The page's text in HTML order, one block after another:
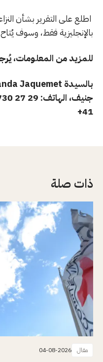
اطلع على التقرير بشأن
بالإنجليزية فقط، وسوف
للمزيد من المعلومات،
بالسيدة Jaquemet
41+
ذات صلة
مقال 04-08-2026